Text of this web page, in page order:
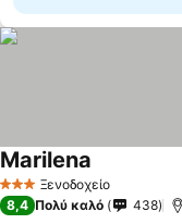
3 ΑστέριαΞενοδοχείο
Marilena
8,4 Πολύ καλό 438